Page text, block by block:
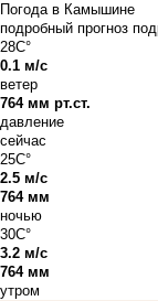
Погода в Камышине
подробный прогноз
28C°
0.1 м/с
ветер
764 мм рт.ст.
давление
сейчас
25C°
2.5 м/с
764 мм
ночью
30C°
3.2 м/с
764 мм
утром